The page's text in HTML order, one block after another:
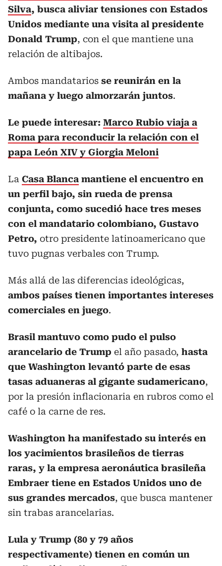
Silva, busca aliviar tensiones con Estados
Unidos mediante una visita al presidente
Donald Trump, con el que mantiene una
relación de altibajos.
Ambos mandatarios se reunirán en la
mañana y luego almorzarán juntos.
Le puede interesar: Marco Rubio viaja a
Roma para reconducir la relación con el
papa León XIV y Giorgia Meloni
La Casa Blanca mantiene el encuentro en
un perfil bajo, sin rueda de prensa
conjunta, como sucedió hace tres meses
con el mandatario colombiano, Gustavo
Petro, otro presidente latinoamericano que
tuvo pugnas verbales con Trump.
Más allá de las diferencias ideológicas,
ambos países tienen importantes intereses
comerciales en juego.
Brasil mantuvo como pudo el pulso
arancelario de Trump el año pasado, hasta
que Washington levantó parte de esas
tasas aduaneras al gigante sudamericano,
por la presión inflacionaria en rubros como el
café o la carne de res.
Washington ha manifestado su interés en
los yacimientos brasileños de tierras
raras, y la empresa aeronáutica brasileña
Embraer tiene en Estados Unidos uno de
sus grandes mercados, que busca mantener
sin trabas arancelarias.
Lula y Trump (80 y 79 años
respectivamente) tienen en común un